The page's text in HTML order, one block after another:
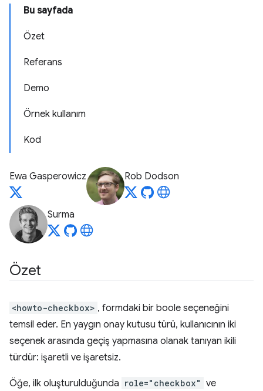
Bu sayfada
Özet
Referans
Demo
Örnek kullanım
Kod
Ewa Gasperowicz Rob Dodson
Surma
Özet
<howto-checkbox> , formdaki bir boole seçeneğini
temsil eder. En yaygın onay kutusu türü, kullanıcının iki
seçenek arasında geçiş yapmasına olanak tanıyan ikili
türdür: işaretli ve işaretsiz.
Öğe, ilk oluşturulduğunda role="checkbox" ve